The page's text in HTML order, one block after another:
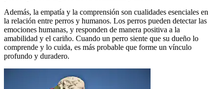
Además, la empatía y la comprensión son cualidades esenciales en
la relación entre perros y humanos. Los perros pueden detectar las
emociones humanas, y responden de manera positiva a la
amabilidad y el cariño. Cuando un perro siente que su dueño lo
comprende y lo cuida, es más probable que forme un vínculo
profundo y duradero.